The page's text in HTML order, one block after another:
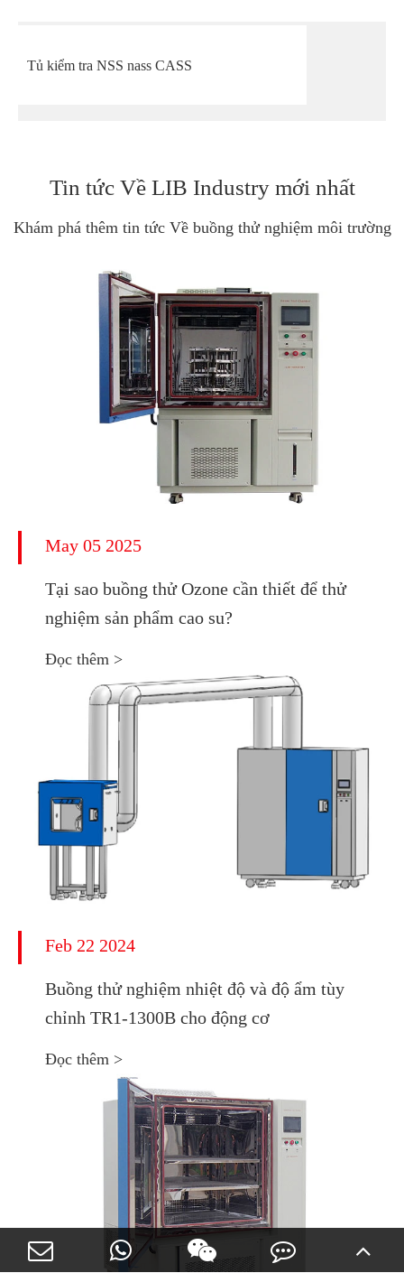
Tủ kiểm tra NSS nass CASS
Tin tức Về LIB Industry mới nhất
Khám phá thêm tin tức Về buồng thử nghiệm môi trường
May 05 2025
Tại sao buồng thử Ozone cần thiết để thử
nghiệm sản phẩm cao su?
Đọc thêm >
Feb 22 2024
Buồng thử nghiệm nhiệt độ và độ ẩm tùy
chỉnh TR1-1300B cho động cơ
Đọc thêm >